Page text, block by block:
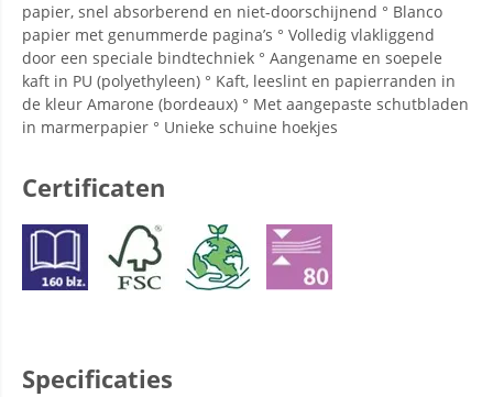
papier, snel absorberend en niet-doorschijnend ° Blanco
papier met genummerde pagina’s ° Volledig vlakliggend
door een speciale bindtechniek ° Aangename en soepele
kaft in PU (polyethyleen) ° Kaft, leeslint en papierranden in
de kleur Amarone (bordeaux) ° Met aangepaste schutbladen
in marmerpapier ° Unieke schuine hoekjes
Certificaten
Specificaties